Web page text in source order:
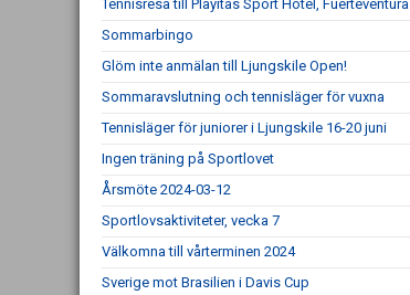
Tennisresa till Playitas Sport Hotel, Fuerteventura
Sommarbingo
Glöm inte anmälan till Ljungskile Open!
Sommaravslutning och tennisläger för vuxna
Tennisläger för juniorer i Ljungskile 16-20 juni
Ingen träning på Sportlovet
Årsmöte 2024-03-12
Sportlovsaktiviteter, vecka 7
Välkomna till vårterminen 2024
Sverige mot Brasilien i Davis Cup